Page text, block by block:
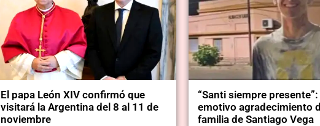
El papa León XIV confirmó que
visitará la Argentina del 8 al 11 de
noviembre
“Santi siempre presente”:
emotivo agradecimiento
familia de Santiago Vega